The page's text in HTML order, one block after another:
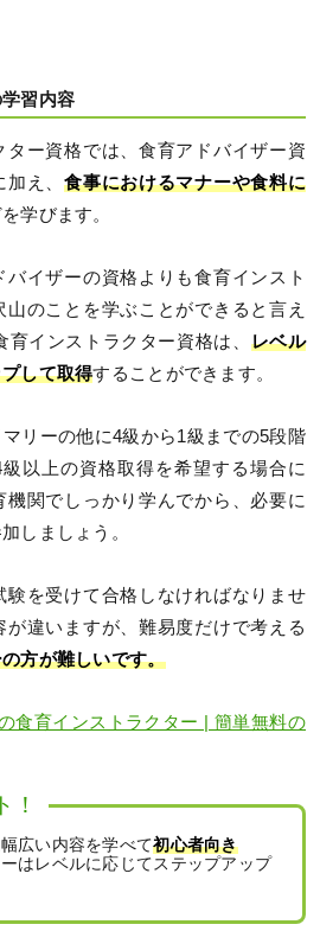
習内容
ー資格では、食育アドバイザー資
加え、食事におけるマナーや食料に
学びます。
バイザーの資格よりも食育インスト
のことを学ぶことができると言え
インストラクター資格は、 レベル
して取得することができます。
リーの他に4級から1級までの5段階
以上の資格取得を希望する場合に
機関でしっかり学んでから、必要に
しましょう。
験を受けて合格しなければなりませ
が違いますが、難易度だけで考える
方が難しいです。
食育インストラクター | 簡単無料の
！
広い内容を学べて初心者向き
はレベルに応じてステップアップ